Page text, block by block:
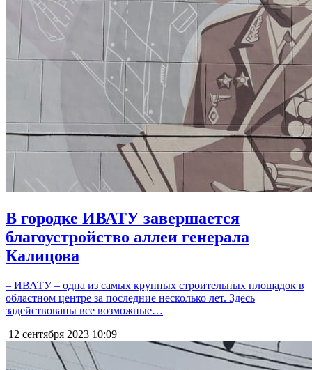
В городке ИВАТУ завершается
благоустройство аллеи генерала
Калицова
– ИВАТУ – одна из самых крупных строительных площадок в
областном центре за последние несколько лет. Здесь
задействованы все возможные…
12 сентября 2023 10:09